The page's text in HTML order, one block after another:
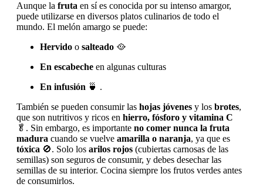
Aunque la fruta en sí es conocida por su intenso amargor,
puede utilizarse en diversos platos culinarios de todo el
mundo. El melón amargo se puede:
Hervido o salteado 🥘
En escabeche en algunas culturas
En infusión 🍵 .
También se pueden consumir las hojas jóvenes y los brotes,
que son nutritivos y ricos en hierro, fósforo y vitamina C
🥬. Sin embargo, es importante no comer nunca la fruta
madura cuando se vuelve amarilla o naranja, ya que es
tóxica 🚫. Solo los arilos rojos (cubiertas carnosas de las
semillas) son seguros de consumir, y debes desechar las
semillas de su interior. Cocina siempre los frutos verdes antes
de consumirlos.